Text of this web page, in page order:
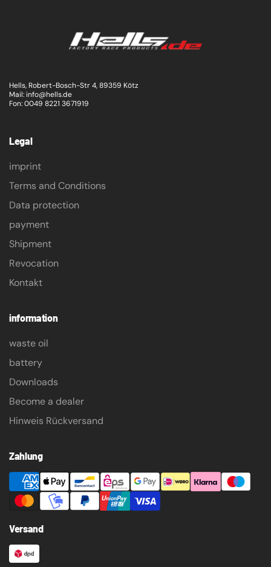
Hells, Robert-Bosch-Str 4, 89359 Kötz
Mail: info@hells.de
Fon: 0049 8221 3671919
Legal
imprint
Terms and Conditions
Data protection
payment
Shipment
Revocation
Kontakt
information
waste oil
battery
Downloads
Become a dealer
Hinweis Rückversand
Zahlung
Versand